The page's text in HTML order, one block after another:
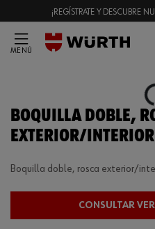
¡REGÍSTRATE Y DESCUBRE
MENÚ
BOQUILLA DOBLE,
EXTERIOR/
Boquilla doble, rosca exterior/
CONSULTAR